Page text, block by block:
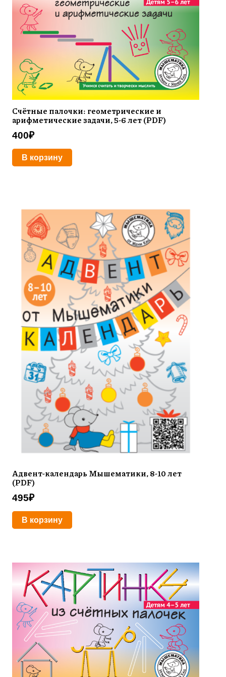
Счётные палочки: геометрические и
арифметические задачи, 5-6 лет (PDF)
400₽
В корзину
Адвент-календарь Мышематики, 8-10 лет
(PDF)
495₽
В корзину